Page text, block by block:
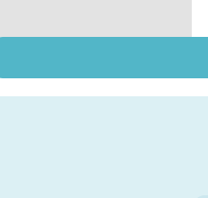
infections